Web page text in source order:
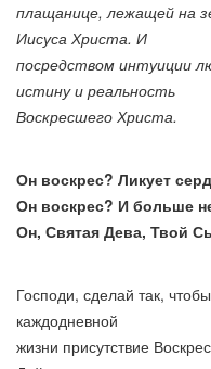
плащанице, лежащей на
Иисуса Христа. И
посредством интуиции
истину и реальность
Воскресшего Христа.
Он воскрес? Ликует
Он воскрес? И больше
Он, Святая Дева, Твой
Господи, сделай так,
каждодневной
жизни присутствие